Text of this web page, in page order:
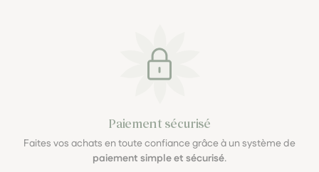
Paiement sécurisé
Faites vos achats en toute confiance grâce à un système de
paiement simple et sécurisé.